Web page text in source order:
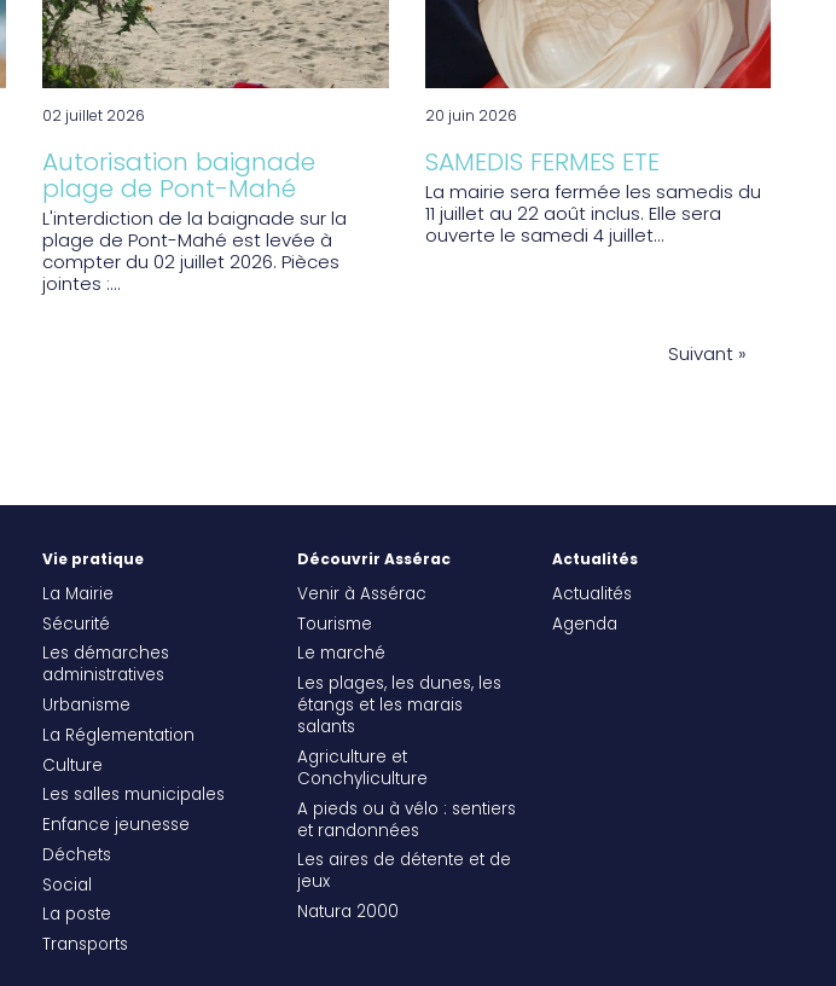
02 juillet 2026
Autorisation baignade
plage de Pont-Mahé
L'interdiction de la baignade sur la
plage de Pont-Mahé est levée à
compter du 02 juillet 2026. Pièces
jointes :...
20 juin 2026
SAMEDIS FERMES ETE
La mairie sera fermée les samedis du
11 juillet au 22 août inclus. Elle sera
ouverte le samedi 4 juillet...
Suivant »
Vie pratique
La Mairie
Sécurité
Les démarches
administratives
Urbanisme
La Réglementation
Culture
Les salles municipales
Enfance jeunesse
Déchets
Social
La poste
Transports
Découvrir Assérac
Venir à Assérac
Tourisme
Le marché
Les plages, les dunes, les
étangs et les marais
salants
Agriculture et
Conchyliculture
A pieds ou à vélo : sentiers
et randonnées
Les aires de détente et de
jeux
Natura 2000
Actualités
Actualités
Agenda